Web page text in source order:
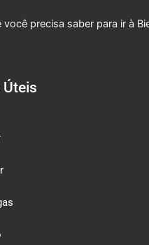
você precisa saber para ir à